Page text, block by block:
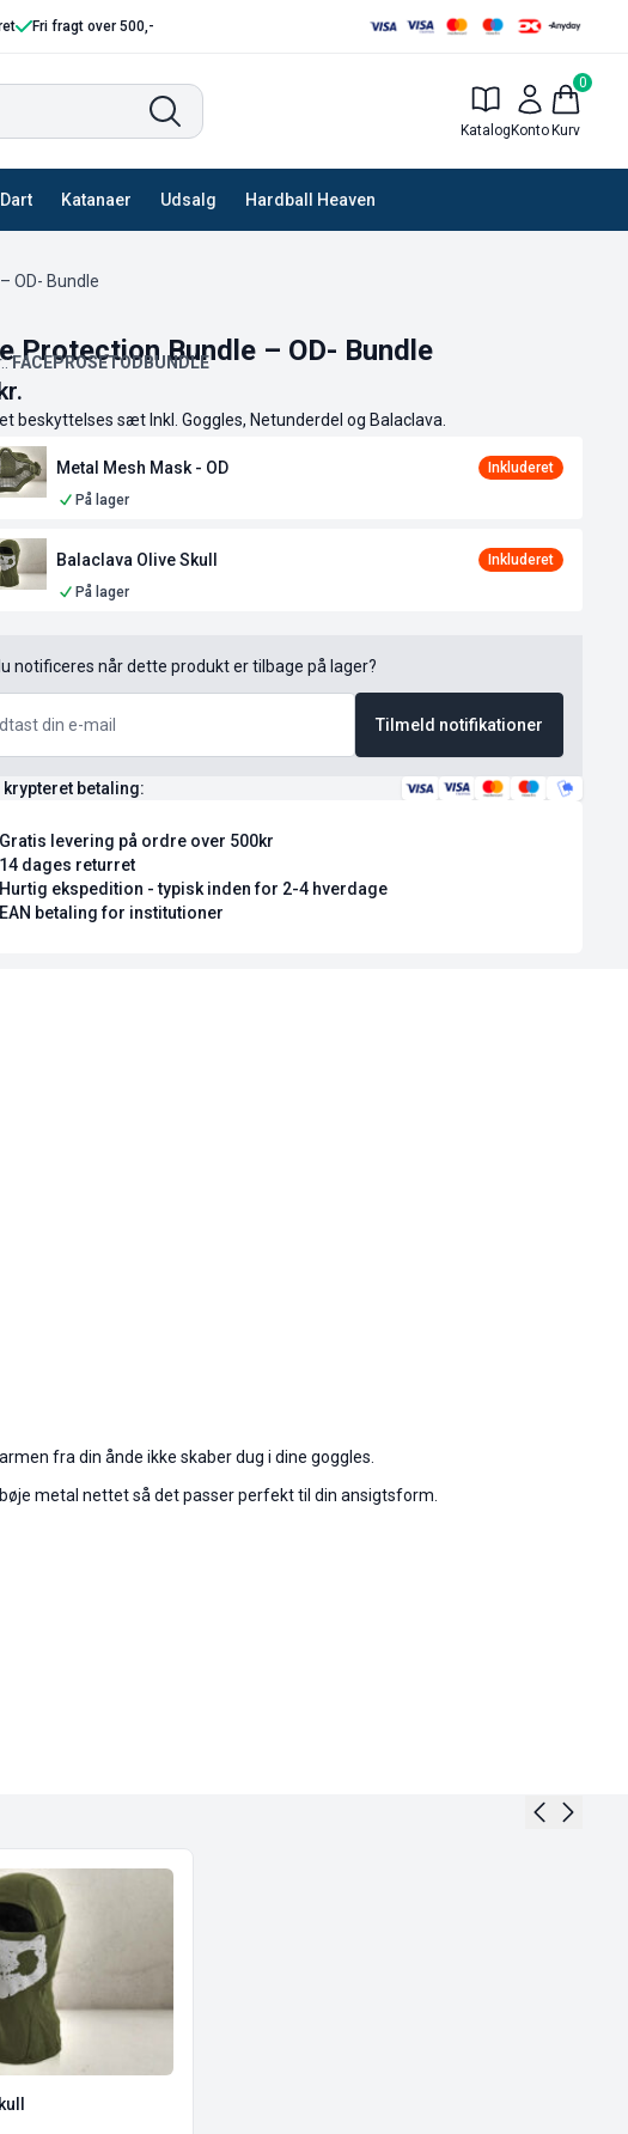
Fri fragt over 500,-
Katalog Konto
0
Kurv
Katanaer Udsalg Hardball Heaven
OD- Bundle
Protection Bundle – OD- Bundle
FACEPROSETODBUNDLE
beskyttelses sæt Inkl. Goggles, Netunderdel og Balaclava.
Metal Mesh Mask - OD
På lager
Balaclava Olive Skull
På lager
notificeres når dette produkt er tilbage på lager?
Tilmeld notifikationer
krypteret betaling:
Gratis levering på ordre over 500kr
14 dages returret
Hurtig ekspedition - typisk inden for 2-4 hverdage
EAN betaling for institutioner
fra din ånde ikke skaber dug i dine goggles.
metal nettet så det passer perfekt til din ansigtsform.